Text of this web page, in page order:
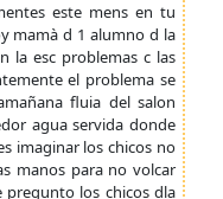
este mens en tu
mamà d 1 alumno d la
la esc problemas c las
el problema se
fluia del salon
agua servida donde
imaginar los chicos no
manos para no volcar
pregunto los chicos dla